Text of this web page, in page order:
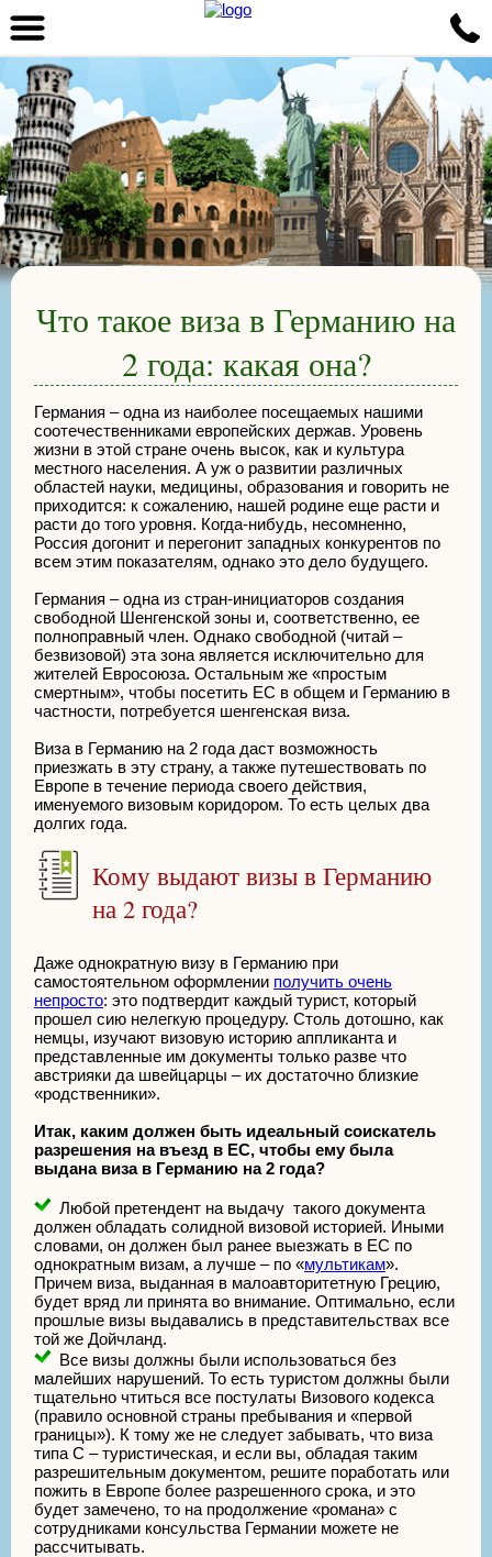
Что такое виза в Германию на
2 года: какая она?
Германия – одна из наиболее посещаемых нашими
соотечественниками европейских держав. Уровень
жизни в этой стране очень высок, как и культура
местного населения. А уж о развитии различных
областей науки, медицины, образования и говорить не
приходится: к сожалению, нашей родине еще расти и
расти до того уровня. Когда-нибудь, несомненно,
Россия догонит и перегонит западных конкурентов по
всем этим показателям, однако это дело будущего.
Германия – одна из стран-инициаторов создания
свободной Шенгенской зоны и, соответственно, ее
полноправный член. Однако свободной (читай –
безвизовой) эта зона является исключительно для
жителей Евросоюза. Остальным же «простым
смертным», чтобы посетить ЕС в общем и Германию в
частности, потребуется шенгенская виза.
Виза в Германию на 2 года даст возможность
приезжать в эту страну, а также путешествовать по
Европе в течение периода своего действия,
именуемого визовым коридором. То есть целых два
долгих года.
Кому выдают визы в Германию
на 2 года?
Даже однократную визу в Германию при
самостоятельном оформлении получить очень
непросто: это подтвердит каждый турист, который
прошел сию нелегкую процедуру. Столь дотошно, как
немцы, изучают визовую историю аппликанта и
представленные им документы только разве что
австрияки да швейцарцы – их достаточно близкие
«родственники».
Итак, каким должен быть идеальный соискатель
разрешения на въезд в ЕС, чтобы ему была
выдана виза в Германию на 2 года?
Любой претендент на выдачу такого документа
должен обладать солидной визовой историей. Иными
словами, он должен был ранее выезжать в ЕС по
однократным визам, а лучше – по «мультикам».
Причем виза, выданная в малоавторитетную Грецию,
будет вряд ли принята во внимание. Оптимально, если
прошлые визы выдавались в представительствах все
той же Дойчланд.
Все визы должны были использоваться без
малейших нарушений. То есть туристом должны были
тщательно чтиться все постулаты Визового кодекса
(правило основной страны пребывания и «первой
границы»). К тому же не следует забывать, что виза
типа С – туристическая, и если вы, обладая таким
разрешительным документом, решите поработать или
пожить в Европе более разрешенного срока, и это
будет замечено, то на продолжение «романа» с
сотрудниками консульства Германии можете не
рассчитывать.